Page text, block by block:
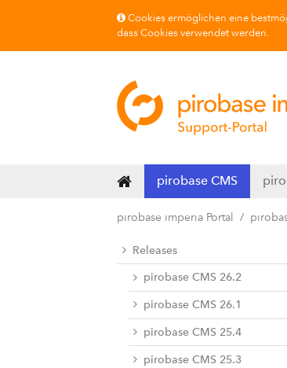
Cookies ermöglichen eine
dass Cookies verwendet werden.
pirobase CMS
pirobase imperia Portal
Releases
pirobase CMS 26.2
pirobase CMS 26.1
pirobase CMS 25.4
pirobase CMS 25.3